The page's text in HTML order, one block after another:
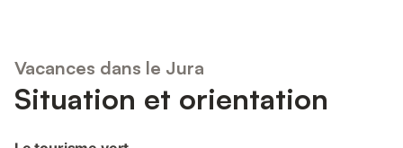
Vacances dans le Jura
Situation et orientation